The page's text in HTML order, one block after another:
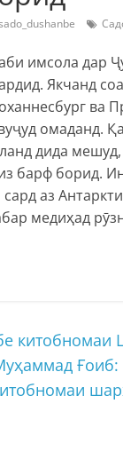
имсола дар
Якчанд
ва
омаданд.
дида
барф борид.
аз
медиҳад
китобномаи